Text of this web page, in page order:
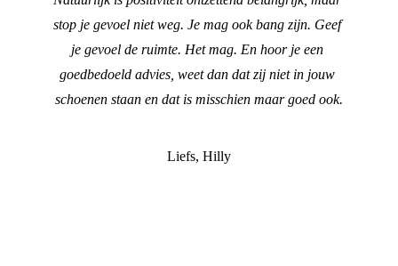
stop je gevoel niet weg. Je mag ook bang zijn. Geef
je gevoel de ruimte. Het mag. En hoor je een
goedbedoeld advies, weet dan dat zij niet in jouw
schoenen staan en dat is misschien maar goed ook.
Liefs, Hilly